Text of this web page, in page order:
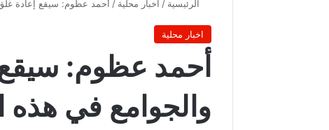
الرئيسية / اخبار محلية / أحمد عظوم: سيقع إعادة
اخبار محلية
أحمد عظوم:
والجوامع في هذه